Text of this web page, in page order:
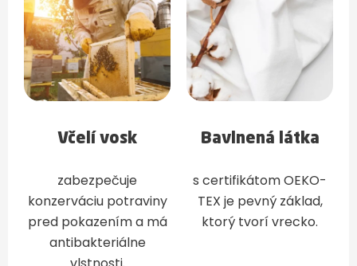
Včelí vosk
zabezpečuje
konzerváciu potraviny
pred pokazením a má
antibakteriálne
Bavlnená látka
s certifikátom OEKO-
TEX je pevný základ,
ktorý tvorí vrecko.